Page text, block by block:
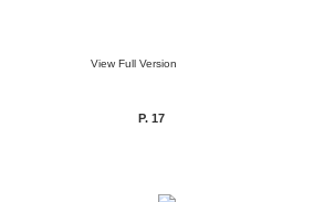
View Full Version
P. 17